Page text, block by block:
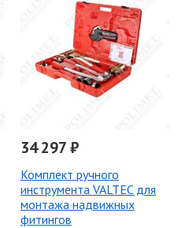
34 297 ₽
Комплект ручного
инструмента VALTEC для
монтажа надвижных
фитингов